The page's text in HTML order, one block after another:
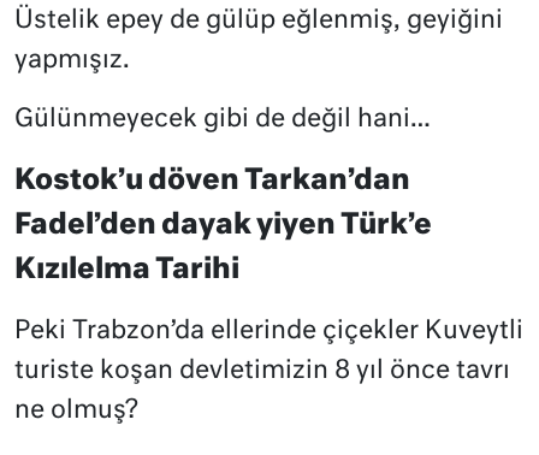
Üstelik epey de gülüp eğlenmiş, geyiğini
yapmışız.
Gülünmeyecek gibi de değil hani…
Kostok’u döven Tarkan’dan
Fadel’den dayak yiyen Türk’e
Kızılelma Tarihi
Peki Trabzon’da ellerinde çiçekler Kuveytli
turiste koşan devletimizin 8 yıl önce tavrı
ne olmuş?